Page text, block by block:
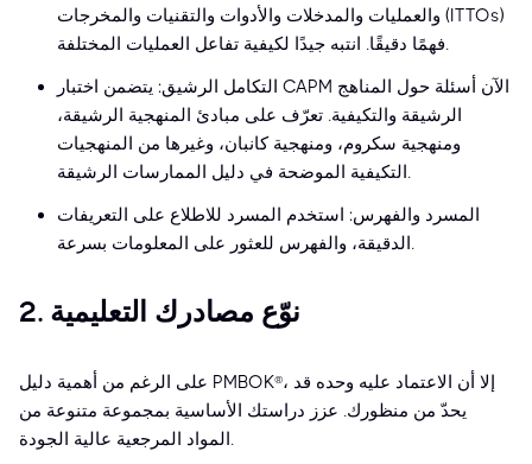
والعمليات والمدخلات والأدوات والتقنيات والمخرجات (ITTOs)
فهمًا دقيقًا. انتبه جيدًا لكيفية تفاعل العمليات المختلفة.
التكامل الرشيق: يتضمن اختبار CAPM الآن أسئلة حول المناهج
الرشيقة والتكيفية. تعرّف على مبادئ المنهجية الرشيقة،
ومنهجية سكروم، ومنهجية كانبان، وغيرها من المنهجيات
التكيفية الموضحة في دليل الممارسات الرشيقة.
المسرد والفهرس: استخدم المسرد للاطلاع على التعريفات
الدقيقة، والفهرس للعثور على المعلومات بسرعة.
2. نوّع مصادرك التعليمية
على الرغم من أهمية دليل PMBOK®، إلا أن الاعتماد عليه وحده قد
يحدّ من منظورك. عزز دراستك الأساسية بمجموعة متنوعة من
المواد المرجعية عالية الجودة.